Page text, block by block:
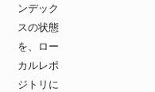
ンデック
スの状態
を、ロー
カルレポ
ジトリに